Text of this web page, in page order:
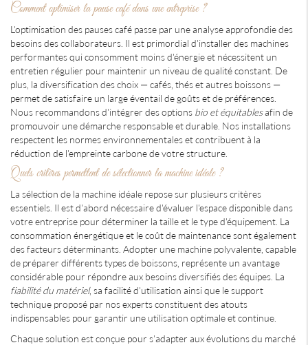
Comment optimiser la pause café dans une entreprise ?
L'optimisation des pauses café passe par une analyse approfondie des
besoins des collaborateurs. Il est primordial d'installer des machines
performantes qui consomment moins d'énergie et nécessitent un
entretien régulier pour maintenir un niveau de qualité constant. De
plus, la diversification des choix — cafés, thés et autres boissons —
permet de satisfaire un large éventail de goûts et de préférences.
Nous recommandons d'intégrer des options bio et équitablesafin de
promouvoir une démarche responsable et durable. Nos installations
respectent les normes environnementales et contribuent à la
réduction de l'empreinte carbone de votre structure.
Quels critères permettent de sélectionner la machine idéale ?
La sélection de la machine idéale repose sur plusieurs critères
essentiels. Il est d'abord nécessaire d'évaluer l'espace disponible dans
votre entreprise pour déterminer la taille et le type d'équipement. La
consommation énergétique et le coût de maintenance sont également
des facteurs déterminants. Adopter une machine polyvalente, capable
de préparer différents types de boissons, représente un avantage
considérable pour répondre aux besoins diversifiés des équipes. La
fiabilité du matériel, sa facilité d'utilisation ainsi que le support
technique proposé par nos experts constituent des atouts
indispensables pour garantir une utilisation optimale et continue.
Chaque solution est conçue pour s'adapter aux évolutions du marché